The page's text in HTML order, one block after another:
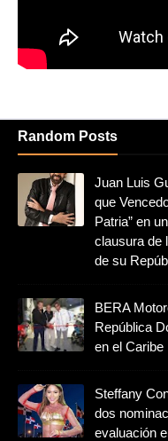
Random Posts
Juan Luis
que
Patria” en
clausura de
de su
BERA
República
en el Caribe
Steffany
dos
evaluación